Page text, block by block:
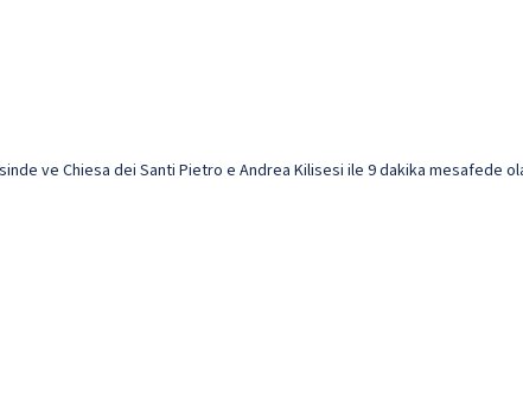
ve Chiesa dei Santi Pietro e Andrea Kilisesi ile 9 dakika mesafede